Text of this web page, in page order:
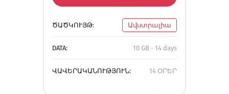
ԾԱԾԿՈՒՅԹ: Ավստրալիա
DATA: 10 GB - 14 days
ՎԱՎԵՐԱԿԱՆՈՒԹՅՈՒՆ: 14 ՕՐԵՐ